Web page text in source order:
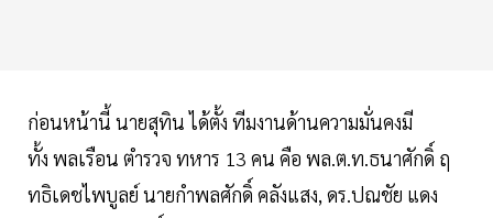
ก่อนหน้านี้ นายสุทิน ได้ตั้ง ทีมงานด้านความมั่นคงมี
ทั้ง พลเรือน ตำรวจ ทหาร 13 คน คือ พล.ต.ท.ธนาศักดิ์ ฤ
ทธิเดชไพบูลย์ นายกำพลศักดิ์ คลังแสง, ดร.ปณชัย แดง